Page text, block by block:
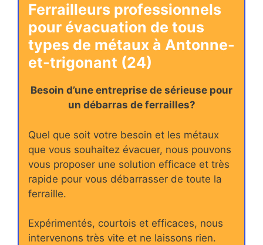
Ferrailleurs professionnels
pour évacuation de tous
types de métaux à Antonne-
et-trigonant (24)
Besoin d’une entreprise de sérieuse pour
un débarras de ferrailles?
Quel que soit votre besoin et les métaux
que vous souhaitez évacuer, nous pouvons
vous proposer une solution efficace et très
rapide pour vous débarrasser de toute la
ferraille.
Expérimentés, courtois et efficaces, nous
intervenons très vite et ne laissons rien.